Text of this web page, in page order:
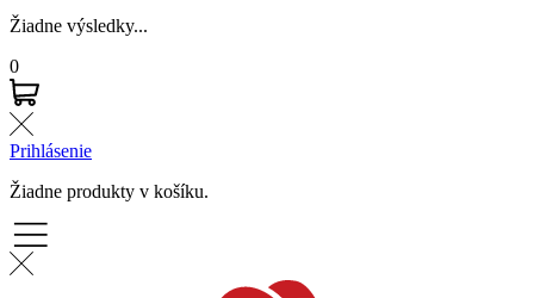
Žiadne výsledky...
0
Prihlásenie
Žiadne produkty v košíku.